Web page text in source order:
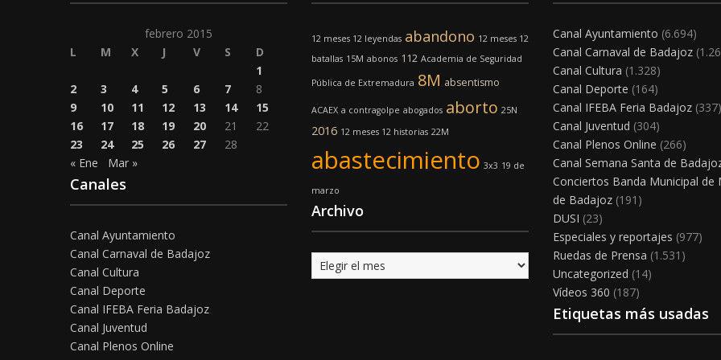
febrero 2015
L
M X J V S
D
1
2
3 4 5 6 7
8
9
10 11 12 13 14
15
16
17 18 19 20 21
22
23
24 25 26 27
28
« Ene
Mar »
Canales
Canal Ayuntamiento
Canal Carnaval de Badajoz
Canal Cultura
Canal Deporte
Canal IFEBA Feria Badajoz
Canal Juventud
Canal Plenos Online
12 meses 12 leyendas abandono 12 meses 12
batallas 15M abonos 112 Academia de Seguridad
Pública de Extremadura 8M absentismo
ACAEX a contragolpe abogados aborto 25N
2016 12 meses 12 historias 22M
abastecimiento 3x3 19 de
marzo
Archivo
Archivo
Canal Ayuntamiento (6.694)
Canal Carnaval de Badajoz
Canal Cultura (1.328)
Canal Deporte (164)
Canal IFEBA Feria Badajoz (337)
Canal Juventud (304)
Canal Plenos Online (266)
Canal Semana Santa de
Conciertos Banda Municipal de
de Badajoz (191)
DUSI (23)
Especiales y reportajes (977)
Ruedas de Prensa (1.531)
Uncategorized (14)
Vídeos 360 (187)
Etiquetas más usadas